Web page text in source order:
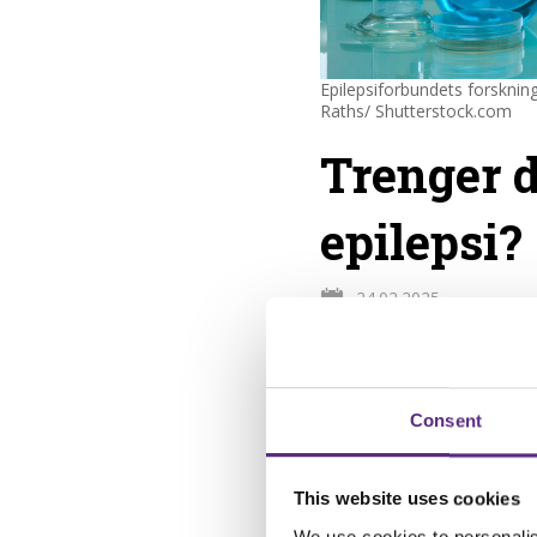
Consent
This website uses cookies
Epilepsiforbundets
Raths/ Shutterstock.com
Trenger
epilepsi?
24.02.2025
som ønsker å
forskjell.
Hva kan du søke